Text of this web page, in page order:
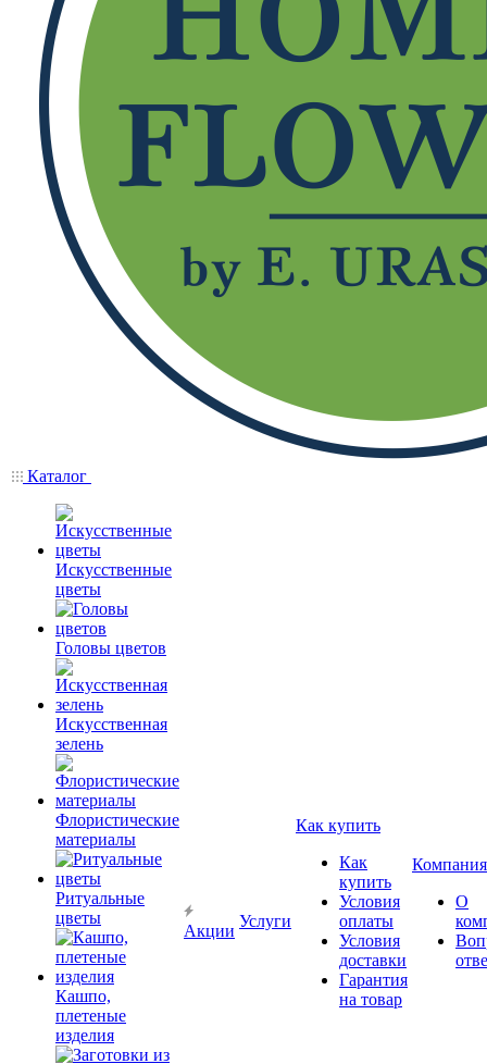
Каталог
Искусственные
цветы
Головы цветов
Искусственная
зелень
Флористические
материалы
Ритуальные
цветы
Кашпо,
плетеные
изделия
Акции
Услуги
Как купить
Как
купить
Условия
оплаты
Условия
доставки
Гарантия
на товар
Компания
О